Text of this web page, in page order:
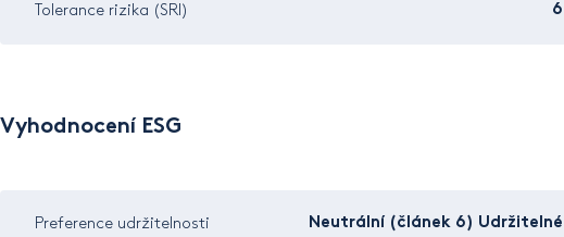
Tolerance rizika (SRI) 6
Vyhodnocení ESG
Preference udržitelnosti
Neutrální (článek 6) Udržitelné